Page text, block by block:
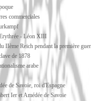
commerciales
- Léon XIII
IIème Reich pendant la première
de 1878
arabe
de Savoie, roi d'Espagne
Ier et Amédée de Savoie